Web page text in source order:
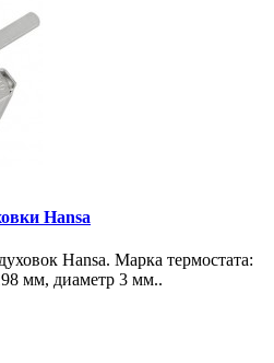
Hansa
Hansa. Марка термостата:
мм, диаметр 3 мм..